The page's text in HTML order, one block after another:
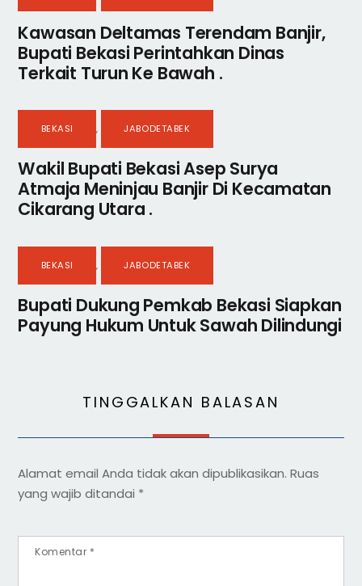
Kawasan Deltamas Terendam Banjir,
Bupati Bekasi Perintahkan Dinas
Terkait Turun Ke Bawah .
BEKASI , JABODETABEK
Wakil Bupati Bekasi Asep Surya
Atmaja Meninjau Banjir Di Kecamatan
Cikarang Utara .
BEKASI , JABODETABEK
Bupati Dukung Pemkab Bekasi Siapkan
Payung Hukum Untuk Sawah Dilindungi
TINGGALKAN BALASAN
Alamat email Anda tidak akan dipublikasikan. Ruas
yang wajib ditandai *
Komentar *